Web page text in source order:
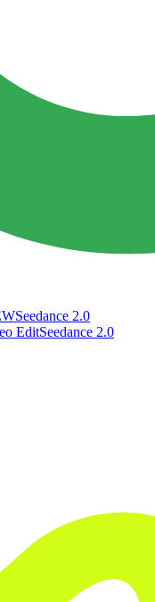
Seedance 2.0
EditSeedance 2.0